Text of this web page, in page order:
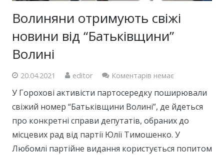
Волиняни отримують свіжі
новини від “Батьківщини”
Волині
20.04.2021 editor Коментарів немає
У Горохові активісти партосередку поширювали
свіжий номер “Батьківщини Волині”, де йдеться
про конкретні справи депутатів, обраних до
місцевих рад від партії Юлії Тимошенко. У
Любомлі партійне видання користується попитом